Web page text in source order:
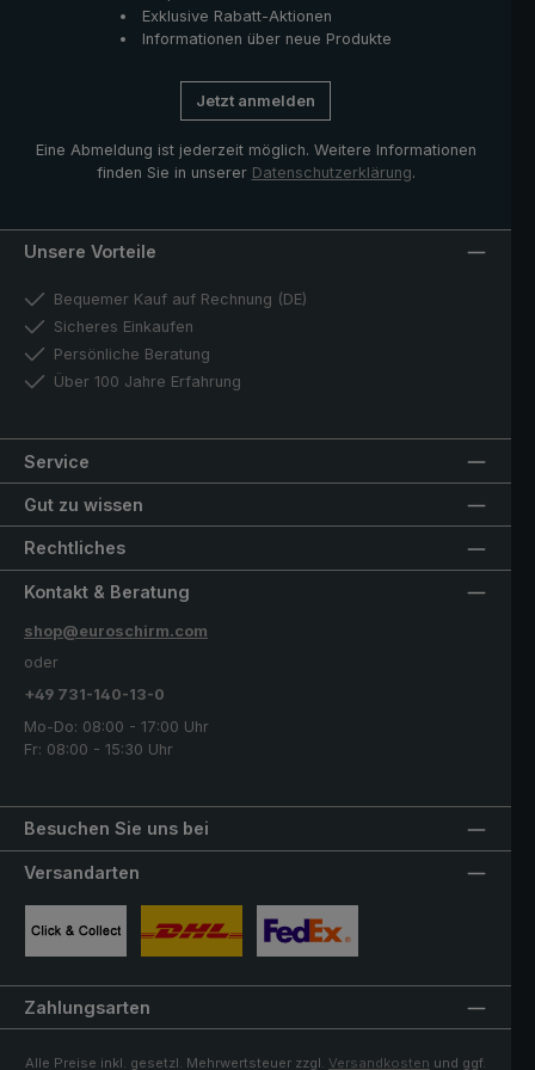
Exklusive Rabatt-Aktionen
Informationen über neue Produkte
Jetzt anmelden
Eine Abmeldung ist jederzeit möglich. Weitere Informationen
finden Sie in unserer Datenschutzerklärung.
Unsere Vorteile
Bequemer Kauf auf Rechnung (DE)
Sicheres Einkaufen
Persönliche Beratung
Über 100 Jahre Erfahrung
Service
Gut zu wissen
Rechtliches
Besuchen Sie uns bei
Kontakt & Beratung
shop@euroschirm.com
oder
+49 731-140-13-0
Mo-Do: 08:00 - 17:00 Uhr
Fr: 08:00 - 15:30 Uhr
Versandarten
Zahlungsarten
Alle Preise inkl. gesetzl. Mehrwertsteuer zzgl. Versandkosten und ggf.